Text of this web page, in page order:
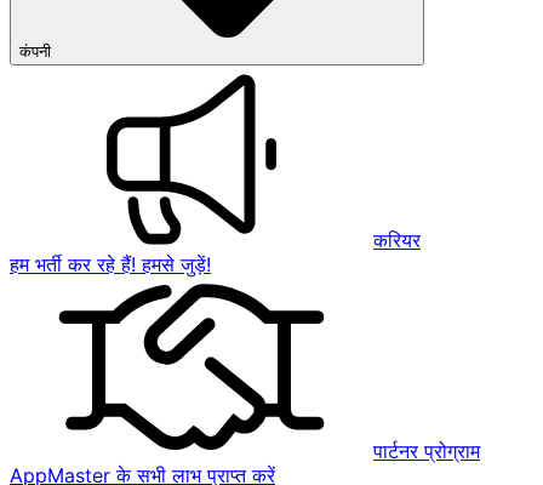
कंपनी
करियर
हम भर्ती कर रहे हैं! हमसे जुड़ें!
पार्टनर प्रोग्राम
AppMaster के सभी लाभ प्राप्त करें